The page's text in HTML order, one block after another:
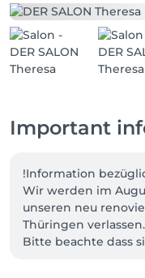
Important
!Information
Wir werden im
unseren neu
Thüringen verlassen.
Bitte beachte dass